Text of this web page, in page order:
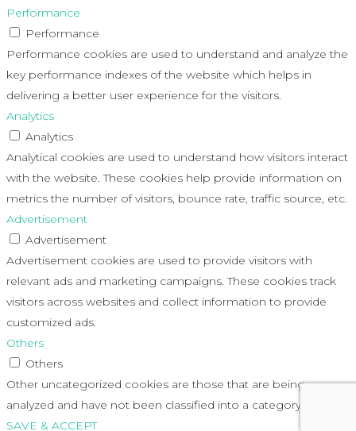
Performance
Performance
Performance cookies are used to understand and analyze the
key performance indexes of the website which helps in
delivering a better user experience for the visitors.
Analytics
Analytics
Analytical cookies are used to understand how visitors interact
with the website. These cookies help provide information on
metrics the number of visitors, bounce rate, traffic source, etc.
Advertisement
Advertisement
Advertisement cookies are used to provide visitors with
relevant ads and marketing campaigns. These cookies track
visitors across websites and collect information to provide
customized ads.
Others
Others
Other uncategorized cookies are those that are being
analyzed and have not been classified into a category as yet.
SAVE & ACCEPT